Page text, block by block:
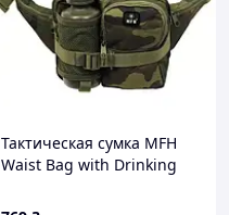
Тактическая сумка MFH
Waist Bag with Drinking